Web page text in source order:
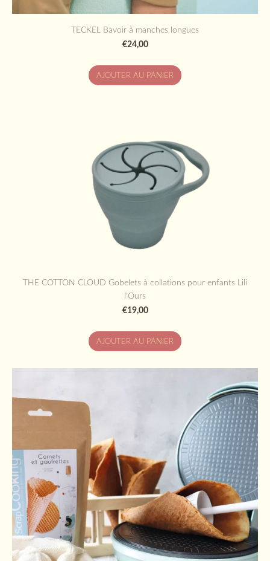
TECKEL Bavoir à manches longues
€24,00
AJOUTER AU PANIER
THE COTTON CLOUD Gobelets à collations pour enfants Lili
l'Ours
€19,00
AJOUTER AU PANIER